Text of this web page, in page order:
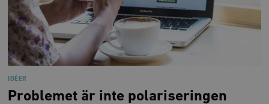
IDÉER
Problemet är inte polariseringen